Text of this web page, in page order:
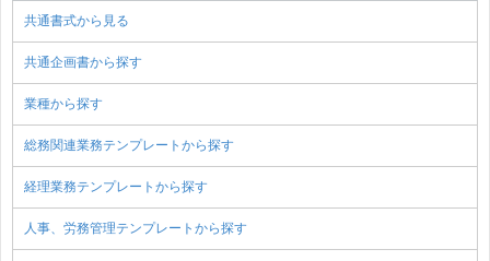
共通書式から見る
共通企画書から探す
業種から探す
総務関連業務テンプレートから探す
経理業務テンプレートから探す
人事、労務管理テンプレートから探す